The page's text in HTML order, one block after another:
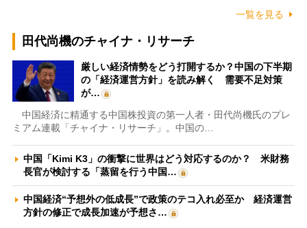
一覧を見る
田代尚機のチャイナ・リサーチ
厳しい経済情勢をどう打開するか？中国の下半期
の「経済運営方針」を読み解く 需要不足対策
が…
中国経済に精通する中国株投資の第一人者・田代尚機氏のプレ
ミアム連載「チャイナ・リサーチ」。中国の…
中国「Kimi K3」の衝撃に世界はどう対応するのか？ 米財務
長官が検討する「蒸留を行う中国…
中国経済“予想外の低成長”で政策のテコ入れ必至か 経済運営
方針の修正で成長加速が予想さ…